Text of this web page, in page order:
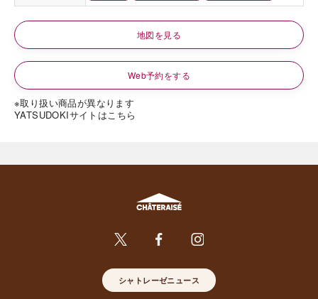
地図を見る
Web予約をする
※取り扱い商品が異なります
YATSUDOKIサイトはこちら
シャトレーゼニュース